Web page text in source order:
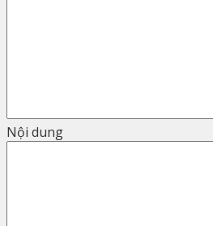
Nội dung